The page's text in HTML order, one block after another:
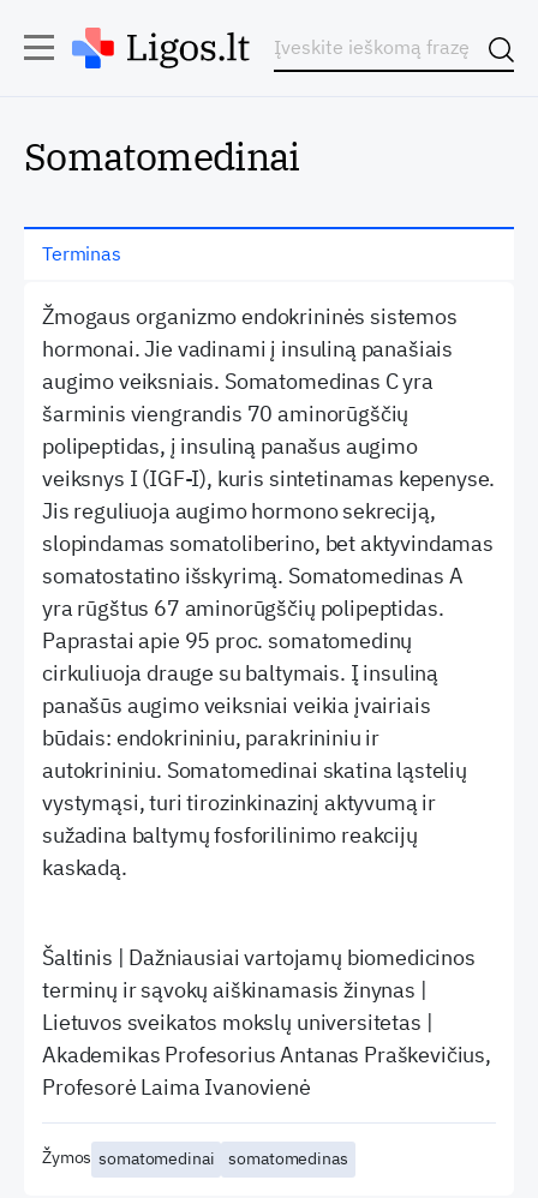
Somatomedinai
Terminas
Žmogaus organizmo endokrininės sistemos
hormonai. Jie vadinami į insuliną panašiais
augimo veiksniais. Somatomedinas C yra
šarminis viengrandis 70 aminorūgščių
polipeptidas, į insuliną panašus augimo
veiksnys I (IGF-I), kuris sintetinamas kepenyse.
Jis reguliuoja augimo hormono sekreciją,
slopindamas somatoliberino, bet aktyvindamas
somatostatino išskyrimą. Somatomedinas A
yra rūgštus 67 aminorūgščių polipeptidas.
Paprastai apie 95 proc. somatomedinų
cirkuliuoja drauge su baltymais. Į insuliną
panašūs augimo veiksniai veikia įvairiais
būdais: endokrininiu, parakrininiu ir
autokrininiu. Somatomedinai skatina ląstelių
vystymąsi, turi tirozinkinazinį aktyvumą ir
sužadina baltymų fosforilinimo reakcijų
kaskadą.
Šaltinis | Dažniausiai vartojamų biomedicinos
terminų ir sąvokų aiškinamasis žinynas |
Lietuvos sveikatos mokslų universitetas |
Akademikas Profesorius Antanas Praškevičius,
Profesorė Laima Ivanovienė
Žymos somatomedinai somatomedinas